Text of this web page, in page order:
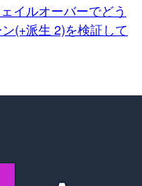
イルオーバーでどう
(+派生 2)を検証して